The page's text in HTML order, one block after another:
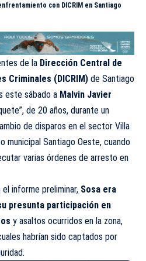
con DICRIM en Santiago
de la Dirección Central de
Criminales (DICRIM) de Santiago
este sábado a Malvin Javier
de 20 años, durante un
de disparos en el sector Villa
municipal Santiago Oeste, cuando
varias órdenes de arresto en
informe preliminar, Sosa era
presunta participación en
y asaltos ocurridos en la zona,
habrían sido captados por